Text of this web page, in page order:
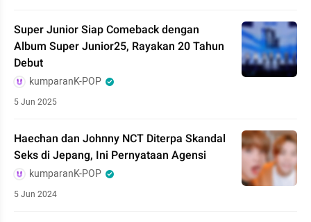
Super Junior Siap Comeback dengan
Album Super Junior25, Rayakan 20 Tahun
Debut
kumparanK-POP
5 Jun 2025
Haechan dan Johnny NCT Diterpa Skandal
Seks di Jepang, Ini Pernyataan Agensi
kumparanK-POP
5 Jun 2024